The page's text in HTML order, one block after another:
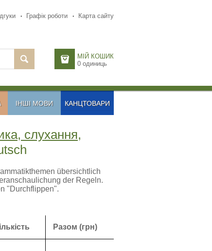
Графік роботи
Карта сайту
МІЙ КОШИК
0 одиниць
ІНШІ МОВИ КАНЦТОВАРИ
слухання,
übersichtlich
der Regeln.
"Durchflippen".
Разом (грн)